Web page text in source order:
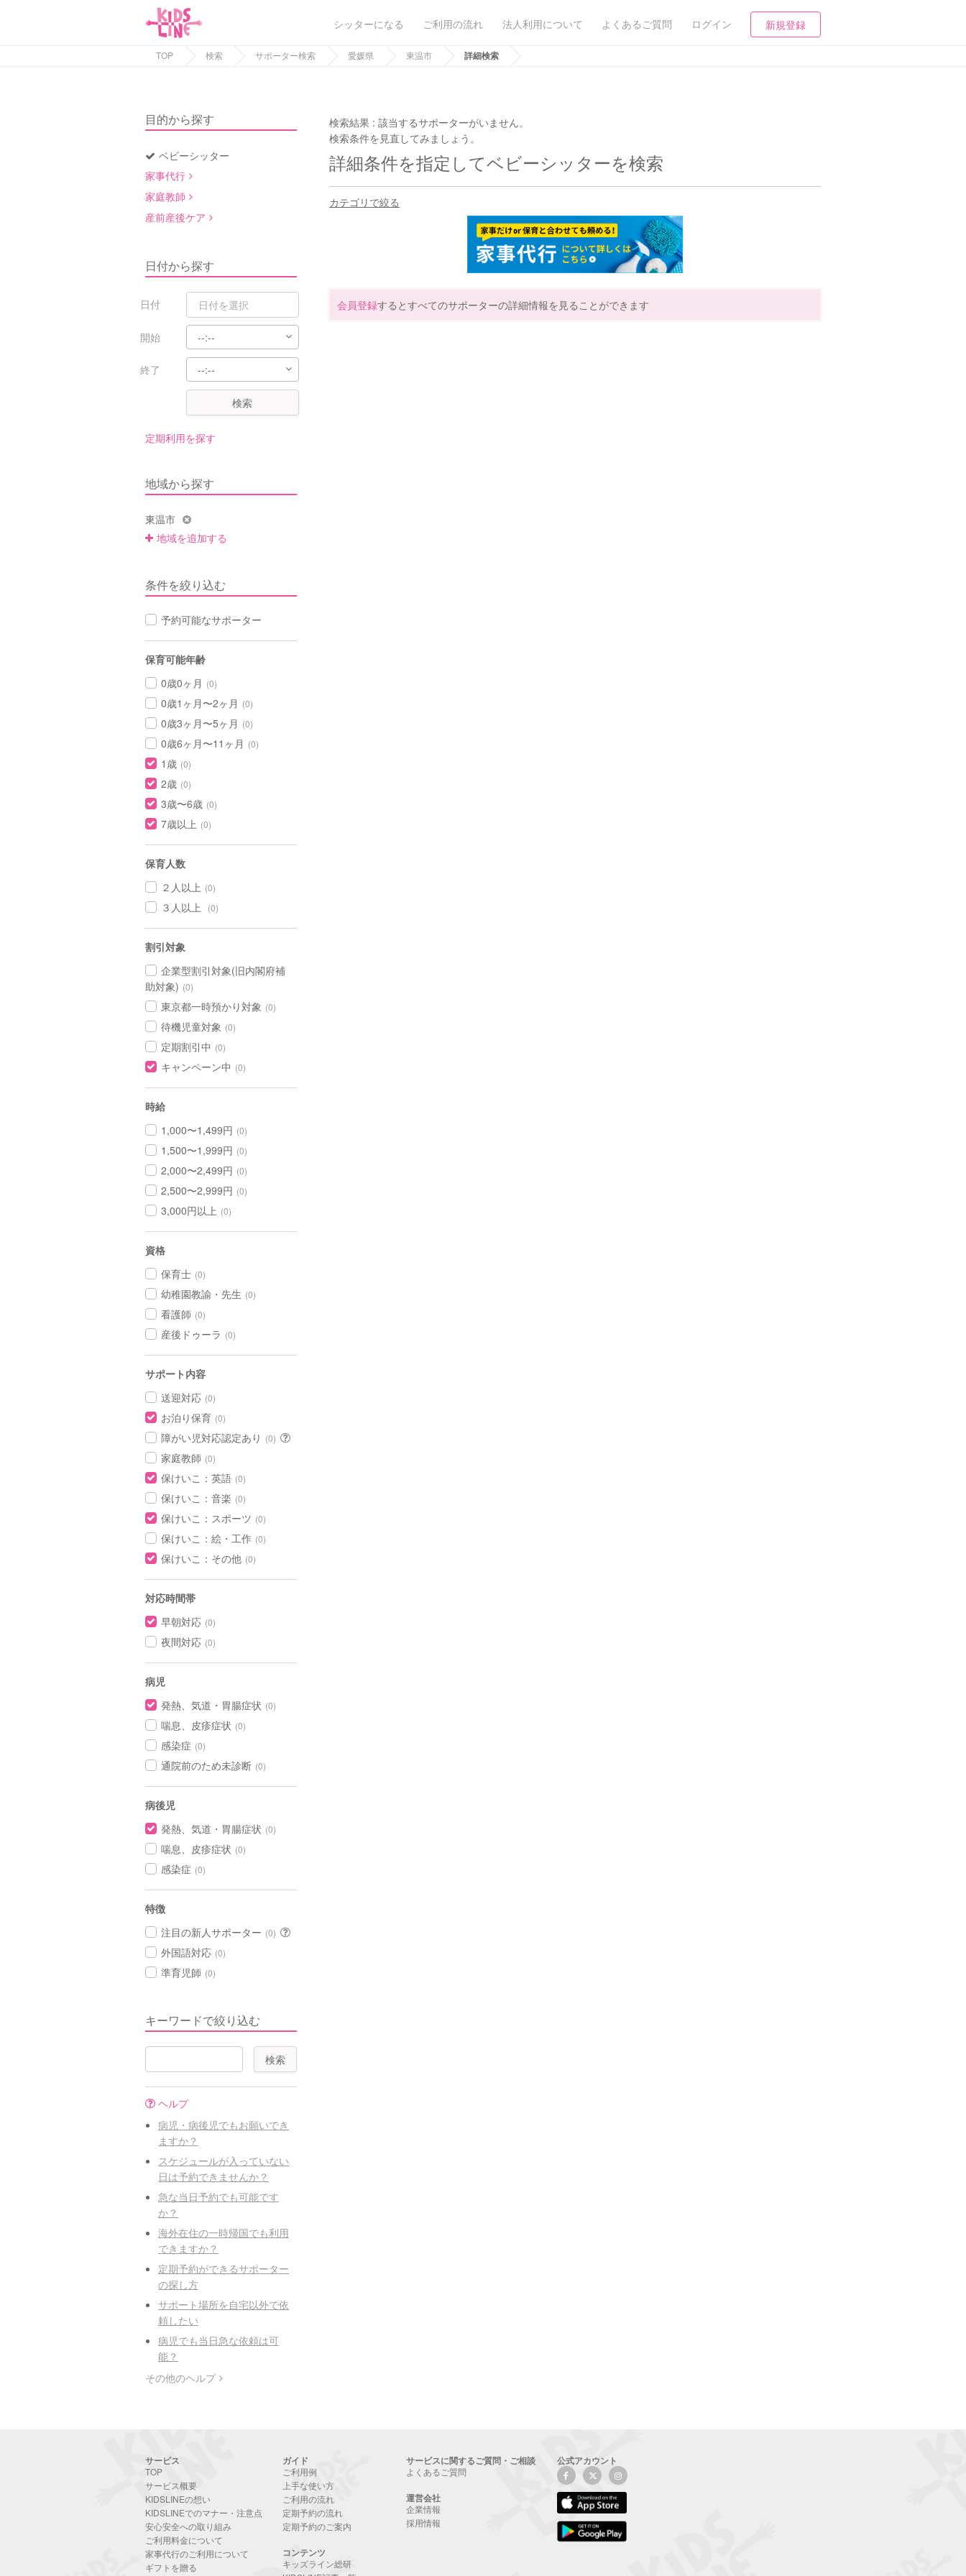
シッターになる ご利用の流れ 法人利用について よくあるご質問 ログイン 新規登録
TOP 検索 サポーター検索 愛媛県 東温市 詳細検索
目的から探す
ベビーシッター
家事代行
家庭教師
産前産後ケア
日付から探す
日付
開始
終了
検索
定期利用を探す
地域から探す
東温市
地域を追加する
条件を絞り込む
予約可能なサポーター
保育可能年齢
0歳0ヶ月 (0)
0歳1ヶ月〜2ヶ月 (0)
0歳3ヶ月〜5ヶ月 (0)
0歳6ヶ月〜11ヶ月 (0)
1歳 (0)
2歳 (0)
3歳〜6歳 (0)
7歳以上 (0)
保育人数
２人以上 (0)
３人以上 (0)
割引対象
企業型割引対象(旧内閣府補
助対象) (0)
東京都一時預かり対象 (0)
待機児童対象 (0)
定期割引中 (0)
キャンペーン中 (0)
時給
1,000〜1,499円 (0)
1,500〜1,999円 (0)
2,000〜2,499円 (0)
2,500〜2,999円 (0)
3,000円以上 (0)
資格
保育士 (0)
幼稚園教諭・先生 (0)
看護師 (0)
産後ドゥーラ (0)
サポート内容
送迎対応 (0)
お泊り保育 (0)
障がい児対応認定あり (0)
家庭教師 (0)
保けいこ：英語 (0)
保けいこ：音楽 (0)
保けいこ：スポーツ (0)
保けいこ：絵・工作 (0)
保けいこ：その他 (0)
対応時間帯
早朝対応 (0)
夜間対応 (0)
病児
発熱、気道・胃腸症状 (0)
喘息、皮疹症状 (0)
感染症 (0)
通院前のため未診断 (0)
病後児
発熱、気道・胃腸症状 (0)
喘息、皮疹症状 (0)
感染症 (0)
特徴
注目の新人サポーター (0)
外国語対応 (0)
準育児師 (0)
キーワードで絞り込む
ヘルプ
病児・病後児でもお願いでき
ますか？
スケジュールが入っていない
日は予約できませんか？
急な当日予約でも可能です
か？
海外在住の一時帰国でも利用
できますか？
定期予約ができるサポーター
の探し方
サポート場所を自宅以外で依
頼したい
病児でも当日急な依頼は可
能？
その他のヘルプ
検索結果 :該当するサポーターがいません。
検索条件を見直してみましょう。
詳細条件を指定してベビーシッターを検索
カテゴリで絞る
会員登録するとすべてのサポーターの詳細情報を見ることができます
サービス
TOP
サービス概要
KIDSLINEの想い
KIDSLINEでのマナー・注意点
安心安全への取り組み
ご利用料金について
家事代行のご利用について
ギフトを贈る
ガイド
ご利用例
上手な使い方
ご利用の流れ
定期予約の流れ
定期予約のご案内
コンテンツ
キッズライン総研
サービスに関するご質問・ご相談
よくあるご質問
運営会社
企業情報
採用情報
公式アカウント